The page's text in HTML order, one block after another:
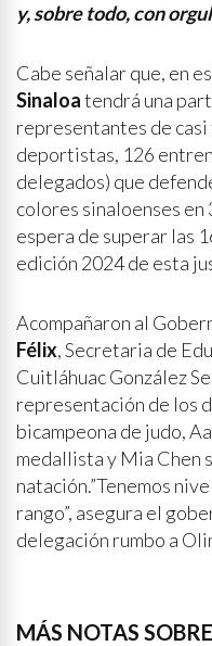
y, sobre todo, con
Cabe señalar que, en
Sinaloatendrá una
representantes de
deportistas, 126
delegados) que
colores sinaloenses
espera de superar las
edición 2024 de esta
Acompañaron al
Félix, Secretaria de
Cuitláhuac González
representación de los
bicampeona de judo,
medallista y Mia Chen
natación.”Tenemos
rango”, asegura el
delegación rumbo a
MÁS NOTAS